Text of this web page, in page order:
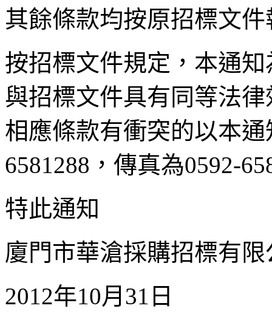
其餘條款均按原招標文件
按招標文件規定，本通
與招標文件具有同等法
相應條款有衝突的以本
6581288，傳真為0592-
特此通知
廈門市華滄採購招標有限
2012年10月31日